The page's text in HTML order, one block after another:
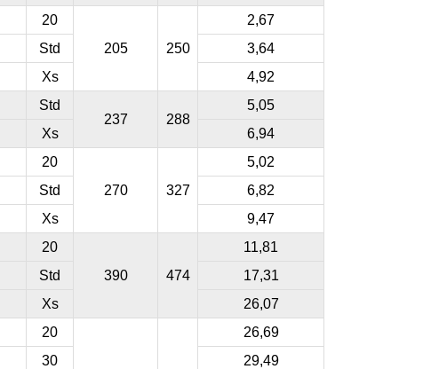
20
205
250
2,67
Std
3,64
Xs 4,92
Std
237
288
5,05
Xs 6,94
20
270
327
5,02
Std
6,82
Xs 9,47
20
390
474
11,81
Std
17,31
Xs 26,07
20
26,69
30
29,49